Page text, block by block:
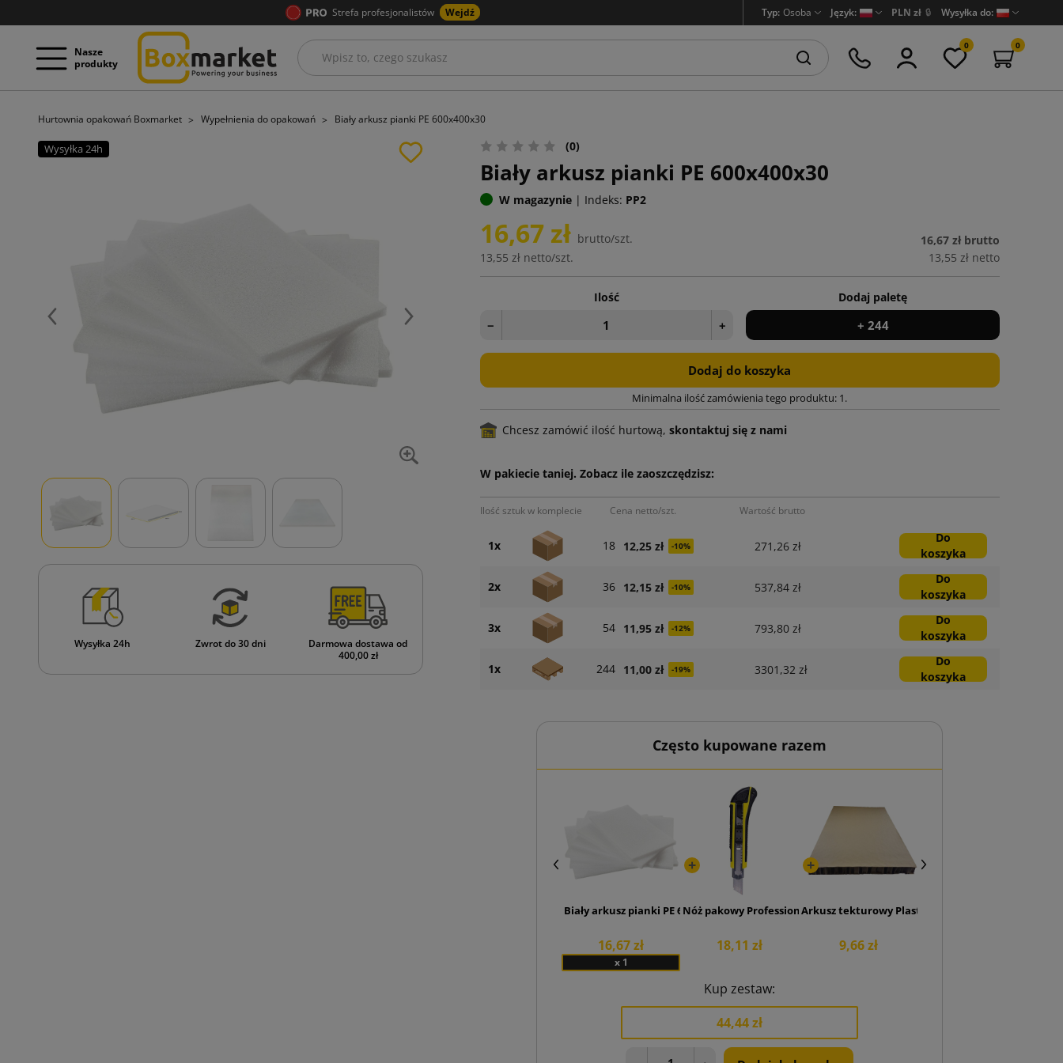
Strefa profesjonalistów Wejdź Typ: Osoba Język: PLN zł 🔒 Wysyłka do:
Nasze
produkty
0 0
Hurtownia opakowań Boxmarket Wypełnienia do opakowań Biały arkusz pianki PE 600x400x30
Wysyłka 24h
Poprzedni Następny
Wysyłka 24h Zwrot do 30 dni
Darmowa dostawa od
400,00 zł
(0)
Biały arkusz pianki PE 600x400x30
W magazynie| Indeks: PP2
16,67 zł brutto/szt.
13,55 zł netto/szt.
16,67 zł brutto
13,55 zł netto
Ilość
− +
Dodaj paletę
+ 244
Dodaj do koszyka
Minimalna ilość zamówienia tego produktu: 1.
Chcesz zamówić ilość hurtową, skontaktuj się z nami
W pakiecie taniej. Zobacz ile zaoszczędzisz:
Ilość sztuk w komplecie Cena netto/szt. Wartość brutto
1x 18 12,25 zł -10% 271,26 zł
Do
koszyka
2x 36 12,15 zł -10% 537,84 zł
Do
koszyka
3x 54 11,95 zł -12% 793,80 zł
Do
koszyka
1x 244 11,00 zł -19% 3301,32 zł
Do
koszyka
Często kupowane razem
Biały arkusz pianki PE 600x400x30
16,67 zł
x 1
Nóż pakowy Professional 18 mm
18,11 zł
Arkusz tekturowy Plaster Miodu 600x400x40
9,66 zł
Kup zestaw:
44,44 zł